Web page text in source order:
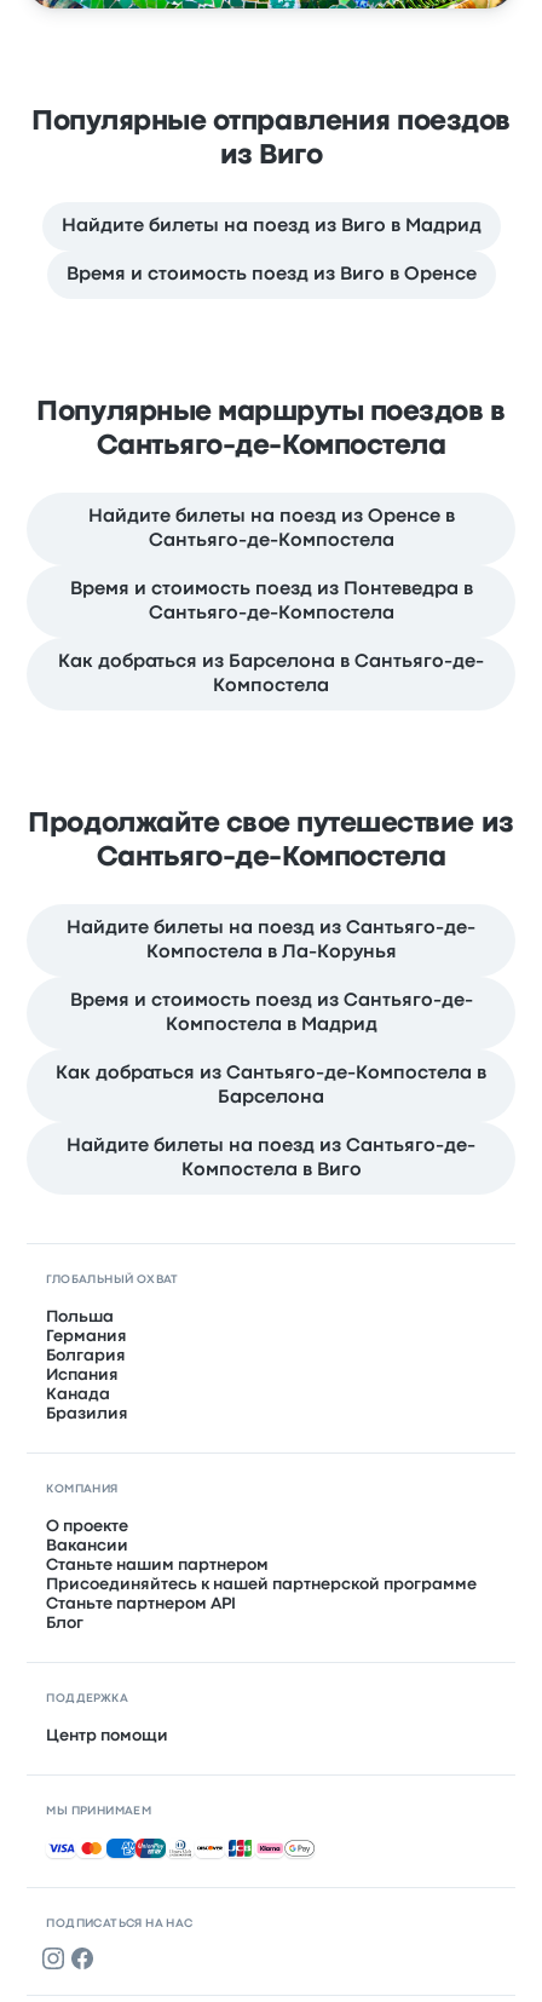
Популярные отправления поездов
из Виго
Найдите билеты на поезд из Виго в Мадрид
Время и стоимость поезд из Виго в Оренсе
Популярные маршруты поездов в
Сантьяго-де-Компостела
Найдите билеты на поезд из Оренсе в
Сантьяго-де-Компостела
Время и стоимость поезд из Понтеведра в
Сантьяго-де-Компостела
Как добраться из Барселона в Сантьяго-де-
Компостела
Продолжайте свое путешествие из
Сантьяго-де-Компостела
Найдите билеты на поезд из Сантьяго-де-
Компостела в Ла-Корунья
Время и стоимость поезд из Сантьяго-де-
Компостела в Мадрид
Как добраться из Сантьяго-де-Компостела в
Барселона
Найдите билеты на поезд из Сантьяго-де-
Компостела в Виго
ПОДПИСАТЬСЯ НА НАС
ГЛОБАЛЬНЫЙ ОХВАТ
Польша
Германия
Болгария
Испания
Канада
Бразилия
КОМПАНИЯ
О проекте
Вакансии
Станьте нашим партнером
Присоединяйтесь к нашей партнерской программе
Станьте партнером API
Блог
ПОДДЕРЖКА
Центр помощи
МЫ ПРИНИМАЕМ
Принимаемые способы оплаты